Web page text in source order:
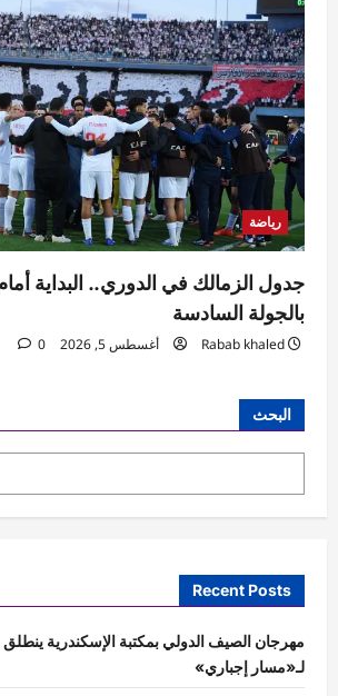
رياضة
جدول الزمالك في الدوري.. البداية أمام
بالجولة السادسة
Rabab khaled أغسطس 5, 2026 0
البحث
Recent Posts
مهرجان الصيف الدولي بمكتبة الإسكندرية
لـ«مسار إجباري»